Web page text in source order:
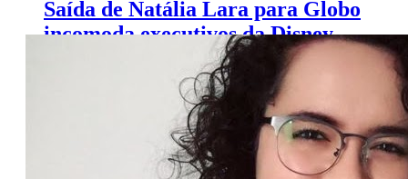
Saída de Natália Lara para Globo
incomoda executivos da Disney,